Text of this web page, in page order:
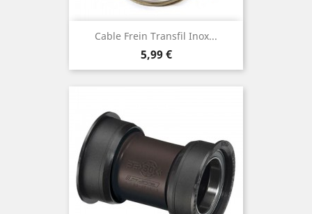
Cable Frein Transfil Inox...
Prix
5,99 €